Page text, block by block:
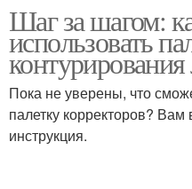
Шаг за шагом:
использовать
Пока не уверены, что
палетку корректоров?
инструкция.